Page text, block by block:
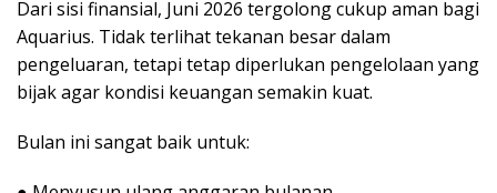
Dari sisi finansial, Juni 2026 tergolong cukup aman bagi
Aquarius. Tidak terlihat tekanan besar dalam
pengeluaran, tetapi tetap diperlukan pengelolaan yang
bijak agar kondisi keuangan semakin kuat.
Bulan ini sangat baik untuk: